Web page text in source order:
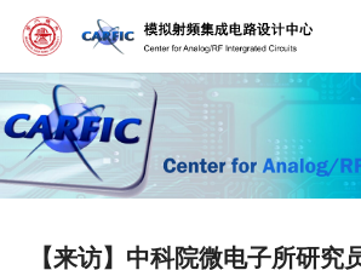
【来访】中科院微电子所研究